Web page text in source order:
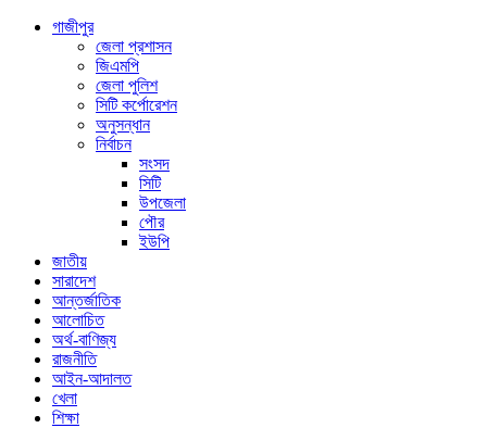
গাজীপুর
জেলা প্রশাসন
জিএমপি
জেলা পুলিশ
সিটি কর্পোরেশন
অনুসন্ধান
নির্বাচন
সংসদ
সিটি
উপজেলা
পৌর
ইউপি
জাতীয়
সারাদেশ
আন্তর্জাতিক
আলোচিত
অর্থ-বাণিজ্য
রাজনীতি
আইন-আদালত
খেলা
শিক্ষা